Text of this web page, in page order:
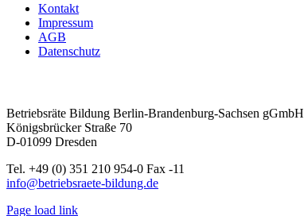
Kontakt
Impressum
AGB
Datenschutz
Betriebsräte Bildung Berlin-Brandenburg-Sachsen gGmbH
Königsbrücker Straße 70
D-01099 Dresden
Tel. +49 (0) 351 210 954-0 Fax -11
info@betriebsraete-bildung.de
Page load link